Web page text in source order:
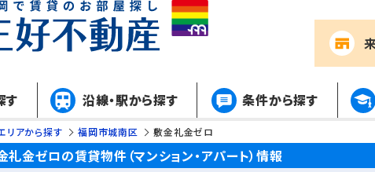
す 沿線・駅から探す 条件から探す
リアから探す 福岡市城南区 敷金礼金ゼロ
金ゼロの賃貸物件（マンション・アパート）情報